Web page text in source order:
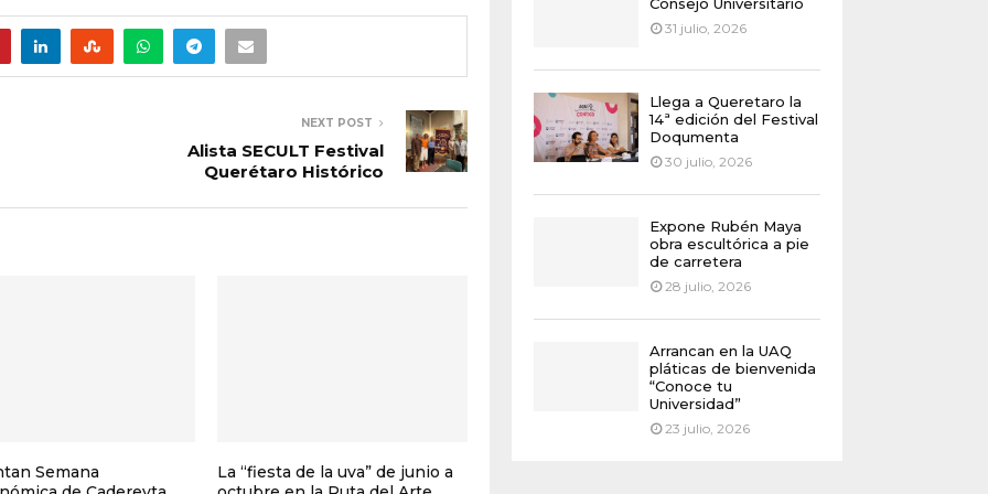
NEXT POST
Alista SECULT Festival
Querétaro Histórico
Semana
La “fiesta de la uva” de junio a
Consejo Universitario
31 julio, 2026
Llega a Queretaro la
14ª edición del Festival
Doqumenta
30 julio, 2026
Expone Rubén Maya
obra escultórica a pie
de carretera
28 julio, 2026
Arrancan en la UAQ
pláticas de bienvenida
“Conoce tu
Universidad”
23 julio, 2026